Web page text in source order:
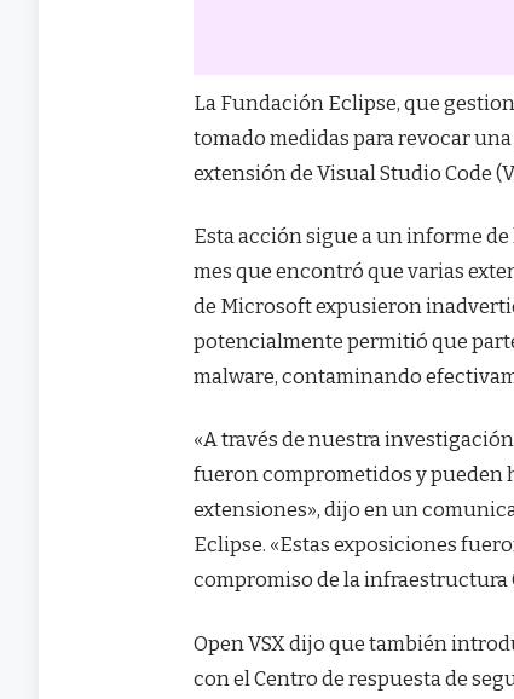
La Fundación Eclipse, que
tomado medidas para revocar
extensión de Visual Studio Code
Esta acción sigue a un informe
mes que encontró que varias
de Microsoft expusieron
potencialmente permitió que
malware, contaminando
«A través de nuestra
fueron comprometidos y pueden
extensiones», dijo en un
Eclipse. «Estas exposiciones
compromiso de la infraestructura
Open VSX dijo que también
con el Centro de respuesta de